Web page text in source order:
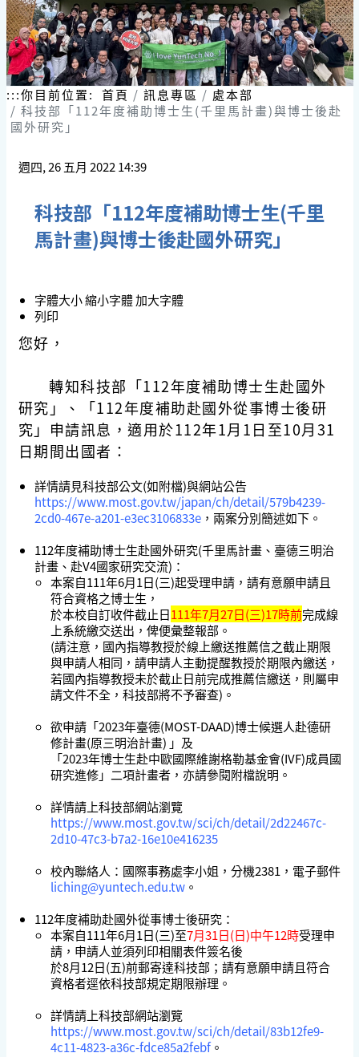
:::你目前位置: 首頁 訊息專區
處本部
科技部「112年度補助博士生(千里馬計畫)與博士後赴
國外研究」
週四, 26 五月 2022 14:39
科技部「112年度補助博士生(千里
馬計畫)與博士後赴國外研究」
字體大小縮小字體加大字體
列印
您好，
轉知科技部「112年度補助博士生赴國外
研究」、「112年度補助赴國外從事博士後研
究」申請訊息，適用於112年1月1日至10月31
日期間出國者：
詳情請見科技部公文(如附檔)與網站公告
https://www.most.gov.tw/japan/ch/detail/579b4239-
2cd0-467e-a201-e3ec3106833e，兩案分別簡述如下。
112年度補助博士生赴國外研究(千里馬計畫、臺德三明治
計畫、赴V4國家研究交流)：
本案自111年6月1日(三)起受理申請，請有意願申請且
符合資格之博士生，
於本校自訂收件截止日111年7月27日(三)17時前完成線
上系統繳交送出，俾便彙整報部。
(請注意，國內指導教授於線上繳送推薦信之截止期限
與申請人相同，請申請人主動提醒教授於期限內繳送，
若國內指導教授未於截止日前完成推薦信繳送，則屬申
請文件不全，科技部將不予審查)。
欲申請「2023年臺德(MOST-DAAD)博士候選人赴德研
修計畫(原三明治計畫) 」及
「2023年博士生赴中歐國際維謝格勒基金會(IVF)成員國
研究進修」二項計畫者，亦請參閱附檔說明。
詳情請上科技部網站瀏覽
https://www.most.gov.tw/sci/ch/detail/2d22467c-
2d10-47c3-b7a2-16e10e416235
校內聯絡人：國際事務處李小姐，分機2381，電子郵件
liching@yuntech.edu.tw。
112年度補助赴國外從事博士後研究：
本案自111年6月1日(三)至7月31日(日)中午12時受理申
請，申請人並須列印相關表件簽名後
於8月12日(五)前郵寄達科技部；請有意願申請且符合
資格者逕依科技部規定期限辦理。
詳情請上科技部網站瀏覽
https://www.most.gov.tw/sci/ch/detail/83b12fe9-
4c11-4823-a36c-fdce85a2febf。